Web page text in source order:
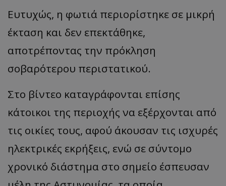
Ευτυχώς, η φωτιά περιορίστηκε σε μικρή
έκταση και δεν επεκτάθηκε,
αποτρέποντας την πρόκληση
σοβαρότερου περιστατικού.
Στο βίντεο καταγράφονται επίσης
κάτοικοι της περιοχής να εξέρχονται από
τις οικίες τους, αφού άκουσαν τις ισχυρές
ηλεκτρικές εκρήξεις, ενώ σε σύντομο
χρονικό διάστημα στο σημείο έσπευσαν